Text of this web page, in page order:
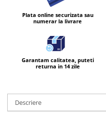
Servetele Umede Multisuprfete
Ingrijire Personala
Crema
Igiena orala
Ingrijire intima
Plata online securizata sau
numerar la livrare
Garantam calitatea, puteti
returna in 14 zile
Descriere